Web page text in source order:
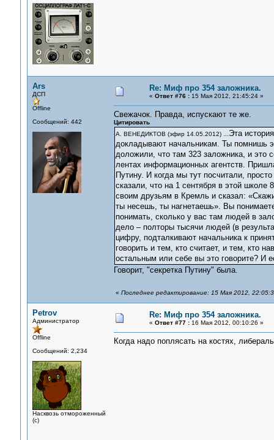
Ars
ДСП
Offline
Сообщений: 442
Re: Миф про 354 заложника.
« Ответ #76 :15 Мая 2012, 21:45:24 »
Свежачок. Правда, испускают те же.
Цитировать
А. ВЕНЕДИКТОВ (эфир 14.05.2012) ...
Эта
докладывают начальникам. Ты помнишь
доложили, что там 323 заложника, и это
лентах информационных агентств.
Путину. И когда мы тут посчитали,
сказали, что на 1 сентября в этой
своим друзьям в Кремль и сказал:
ты несешь, ты нагнетаешь». Вы
понимать, сколько у вас там людей в
дело – полторы тысячи людей (в
цифру, подталкивают начальника к
говорить и тем, кто считает, и тем, кто
остальным или себе вы это говорите?
Говорит, "секретка Путину" была.
« Последнее редактирование: 15 Мая 2012,
Petrov
Администратор
Offline
Сообщений: 2,234
Насквозь отмороженный
(с)
Re: Миф про 354 заложника.
« Ответ #77 :16 Мая 2012, 00:10:26 »
Когда надо поплясать на костях,